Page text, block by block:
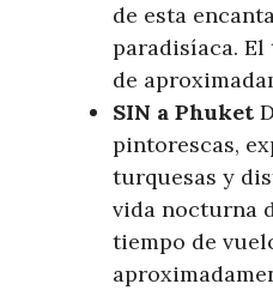
de esta
paradisíaca. El
de
SIN a Phuket
pintorescas,
turquesas y
vida nocturna
tiempo de